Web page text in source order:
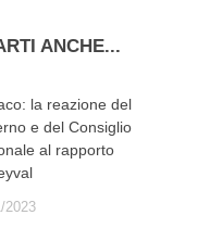
ANCHE...
la reazione del
e del Consiglio
al rapporto
2023